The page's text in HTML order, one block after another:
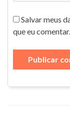
Salvar meus
que eu comentar.